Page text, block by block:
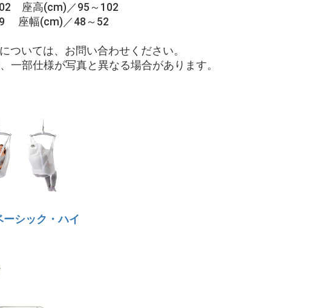
座高(cm)／95～102
座幅(cm)／48～52
ついては、お問い合わせください。
一部仕様が写真と異なる場合があります。
シック・ハイ